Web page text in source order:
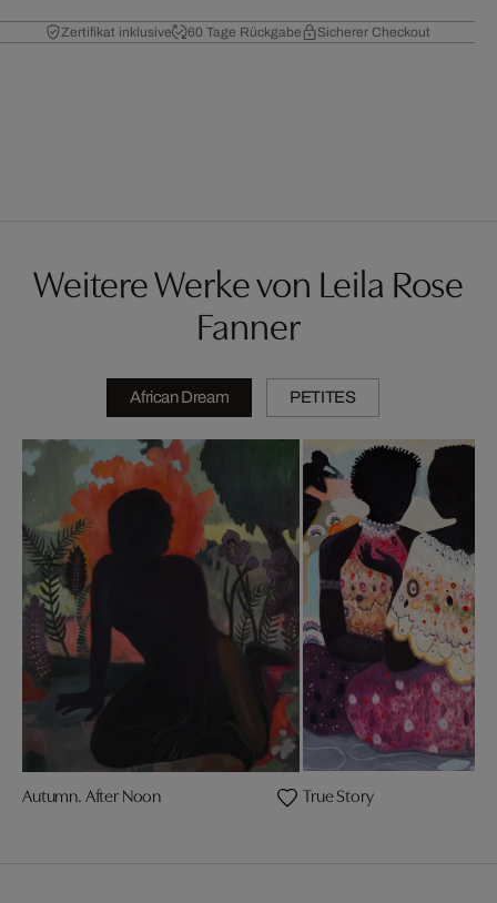
Zertifikat inklusive 60 Tage Rückgabe Sicherer Checkout
Weitere Werke von Leila Rose
Fanner
African Dream PETITES
Autumn. After Noon True Story